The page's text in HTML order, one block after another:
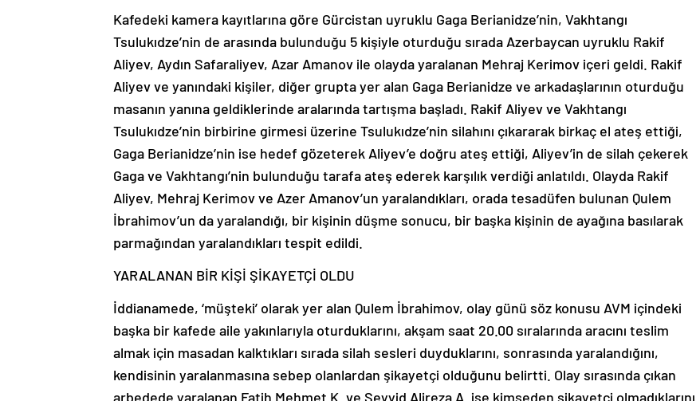
Kafedeki kamera kayıtlarına göre Gürcistan uyruklu Gaga Berianidze’nin, Vakhtangı
Tsulukıdze’nin de arasında bulunduğu 5 kişiyle oturduğu sırada Azerbaycan uyruklu Rakif
Aliyev, Aydın Safaraliyev, Azar Amanov ile olayda yaralanan Mehraj Kerimov içeri geldi. Rakif
Aliyev ve yanındaki kişiler, diğer grupta yer alan Gaga Berianidze ve arkadaşlarının oturduğu
masanın yanına geldiklerinde aralarında tartışma başladı. Rakif Aliyev ve Vakhtangı
Tsulukıdze’nin birbirine girmesi üzerine Tsulukıdze’nin silahını çıkararak birkaç el ateş ettiği,
Gaga Berianidze’nin ise hedef gözeterek Aliyev’e doğru ateş ettiği, Aliyev’in de silah çekerek
Gaga ve Vakhtangı’nin bulunduğu tarafa ateş ederek karşılık verdiği anlatıldı. Olayda Rakif
Aliyev, Mehraj Kerimov ve Azer Amanov’un yaralandıkları, orada tesadüfen bulunan Qulem
İbrahimov’un da yaralandığı, bir kişinin düşme sonucu, bir başka kişinin de ayağına basılarak
parmağından yaralandıkları tespit edildi.
YARALANAN BİR KİŞİ ŞİKAYETÇİ OLDU
İddianamede, ‘müşteki’ olarak yer alan Qulem İbrahimov, olay günü söz konusu AVM içindeki
başka bir kafede aile yakınlarıyla oturduklarını, akşam saat 20.00 sıralarında aracını teslim
almak için masadan kalktıkları sırada silah sesleri duyduklarını, sonrasında yaralandığını,
kendisinin yaralanmasına sebep olanlardan şikayetçi olduğunu belirtti. Olay sırasında çıkan
arbedede yaralanan Fatih Mehmet K. ve Seyyid Alireza A. ise kimseden şikayetçi olmadıklarını